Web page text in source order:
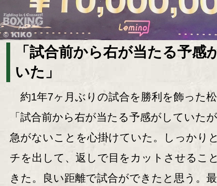
「試合前から右が当たる予感
いた」
約1年7ヶ月ぶりの試合を勝利を飾った
「試合前から右が当たる予感がしていた
急がないことを心掛けていた。しっかり
チを出して、返しで目をカットさせるこ
きた。良い距離で試合ができたと思う。